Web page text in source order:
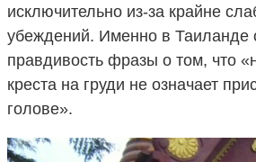
исключительно из-за крайне
убеждений. Именно в Таиланде
правдивость фразы о том, что
креста на груди не означает
голове».